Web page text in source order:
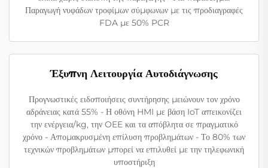
Παραγωγή νυφάδων τροφίμων σύμφωνων με τις προδιαγραφές
FDA με 50% PCR
Έξυπνη Λειτουργία Αυτοδιάγνωσης
Προγνωστικές ειδοποιήσεις συντήρησης μειώνουν τον χρόνο
αδράνειας κατά 55% - Η οθόνη HMI με βάση IoT απεικονίζει
την ενέργεια/kg, την OEE και τα απόβλητα σε πραγματικό
χρόνο - Απομακρυσμένη επίλυση προβλημάτων - Το 80% των
τεχνικών προβλημάτων μπορεί να επιλυθεί με την τηλεφωνική
υποστήριξη